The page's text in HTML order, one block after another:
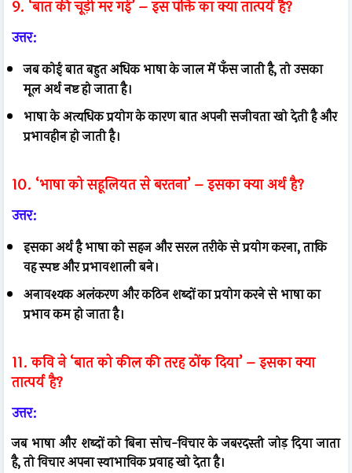
9. ‘बात की चूड़ी मर गई’ – इस पंक्ति का क्या तात्पर्य है?
उत्तर:
जब कोई बात बहुत अधिक भाषा के जाल में फँस जाती है, तो उसका
मूल अर्थ नष्ट हो जाता है।
भाषा के अत्यधिक प्रयोग के कारण बात अपनी सजीवता खो देती है और
प्रभावहीन हो जाती है।
10. ‘भाषा को सहूलियत से बरतना’ – इसका क्या अर्थ है?
उत्तर:
इसका अर्थ है भाषा को सहज और सरल तरीके से प्रयोग करना, ताकि
वह स्पष्ट और प्रभावशाली बने।
अनावश्यक अलंकरण और कठिन शब्दों का प्रयोग करने से भाषा का
प्रभाव कम हो जाता है।
11. कवि ने ‘बात को कील की तरह ठोंक दिया’ – इसका क्या
तात्पर्य है?
उत्तर:
जब भाषा और शब्दों को बिना सोच-विचार के जबरदस्ती जोड़ दिया जाता
है, तो विचार अपना स्वाभाविक प्रवाह खो देता है।